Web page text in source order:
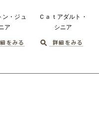
ン・ジュ
ア
Ｃａｔアダルト・
シニア